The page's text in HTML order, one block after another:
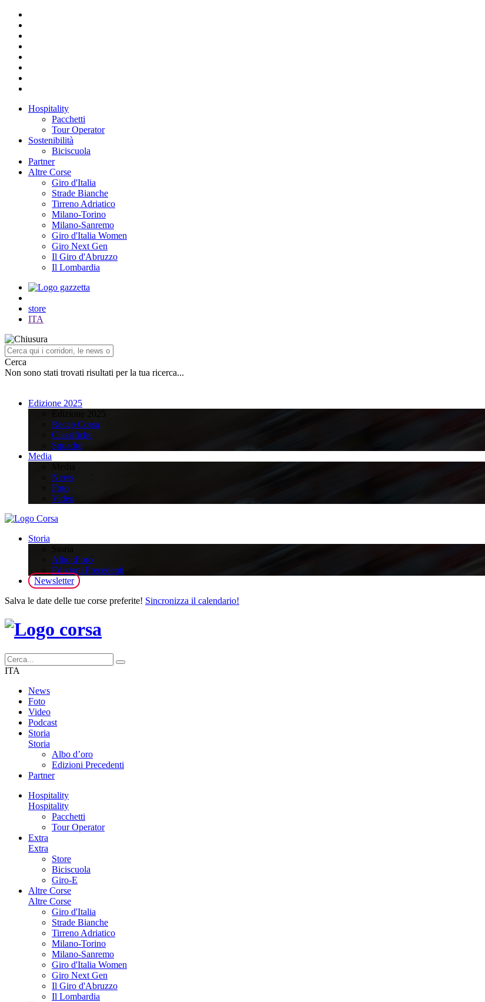
Hospitality
Pacchetti
Tour Operator
Sostenibilità
Biciscuola
Partner
Altre Corse
Giro d'Italia
Strade Bianche
Tirreno Adriatico
Milano-Torino
Milano-Sanremo
Giro d'Italia Women
Giro Next Gen
Il Giro d'Abruzzo
Il Lombardia
store
ITA
Cerca
Non sono stati trovati risultati per la tua ricerca...
Edizione 2025
Recap Corsa
Classifiche
Squadre
Media
News
Foto
Video
Storia
Albo d’oro
Edizioni Precedenti
Newsletter
Salva le date delle tue corse preferite! Sincronizza il calendario!
ITA
News
Foto
Video
Podcast
Storia
Storia
Albo d’oro
Edizioni Precedenti
Partner
Hospitality
Hospitality
Pacchetti
Tour Operator
Extra
Extra
Store
Biciscuola
Giro-E
Altre Corse
Altre Corse
Giro d'Italia
Strade Bianche
Tirreno Adriatico
Milano-Torino
Milano-Sanremo
Giro d'Italia Women
Giro Next Gen
Il Giro d'Abruzzo
Il Lombardia